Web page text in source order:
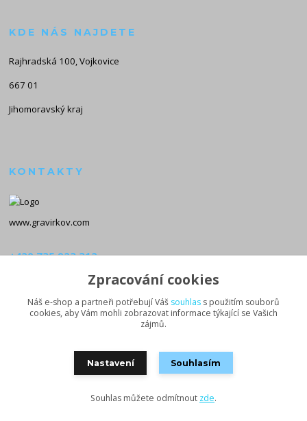
KDE NÁS NAJDETE
Rajhradská 100, Vojkovice
667 01
Jihomoravský kraj
KONTAKTY
www.gravirkov.com
+420 735 923 312
info@gravirkov.com
Vytvořeno na Eshop-rychle.cz
Zpracování cookies
Náš e-shop a partneři potřebují Váš souhlas s použitím souborů
cookies, aby Vám mohli zobrazovat informace týkající se Vašich
zájmů.
Nastavení Souhlasím
Souhlas můžete odmítnout zde.